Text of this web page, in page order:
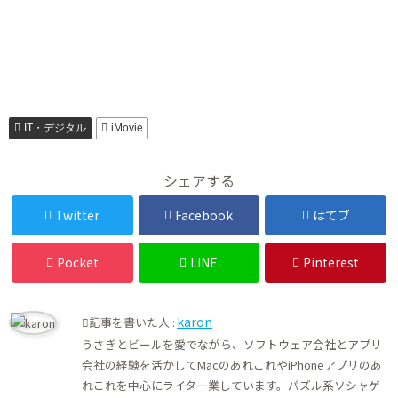
IT・デジタル iMovie
シェアする
Twitter Facebook はてブ
Pocket LINE Pinterest
記事を書いた人 : karon
うさぎとビールを愛でながら、ソフトウェア会社とアプリ
会社の経験を活かしてMacのあれこれやiPhoneアプリのあ
れこれを中心にライター業しています。パズル系ソシャゲ